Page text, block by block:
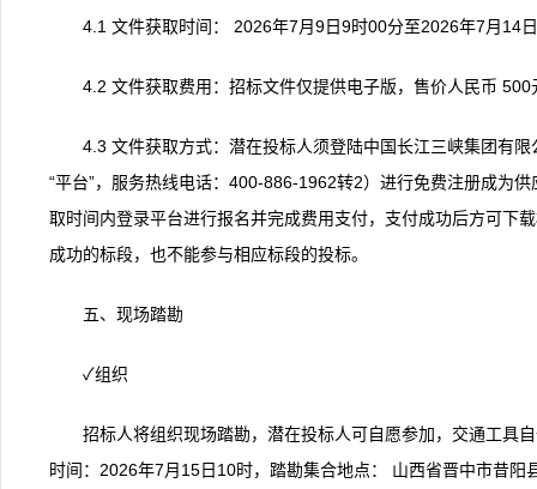
4.1 文件获取时间： 2026年7月9日9时00分至2026年7月14
4.2 文件获取费用：招标文件仅提供电子版，售价人民币
4.3 文件获取方式：潜在投标人须登陆中国长江三峡集团有
“平台”，服务热线电话：400-886-1962转2）进行免费注册成为
取时间内登录平台进行报名并完成费用支付，支付成功后方可下
成功的标段，也不能参与相应标段的投标。
五、现场踏勘
✓组织
招标人将组织现场踏勘，潜在投标人可自愿参加，交通工具
时间：2026年7月15日10时，踏勘集合地点： 山西省晋中市昔